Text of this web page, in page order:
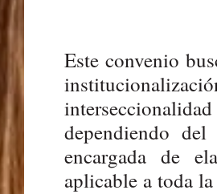
Este convenio
dependiendo
encargada de
aplicable a toda